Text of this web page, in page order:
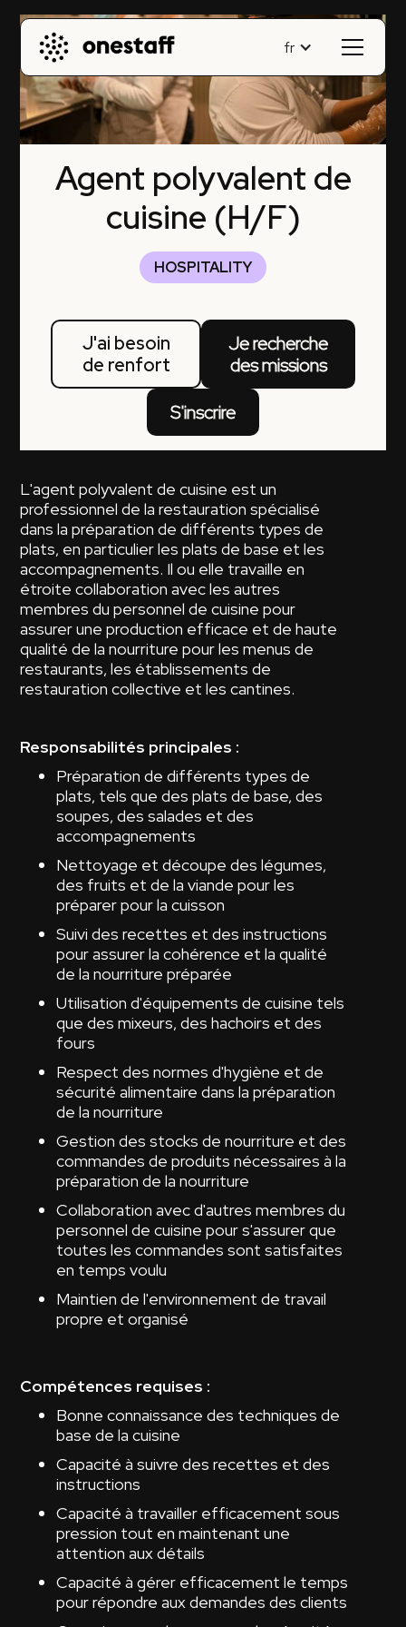
fr
Agent polyvalent de
cuisine (H/F)
HOSPITALITY
J'ai besoin
de renfort
Je recherche
des missions
S'inscrire
L'agent polyvalent de cuisine est un
professionnel de la restauration spécialisé
dans la préparation de différents types de
plats, en particulier les plats de base et les
accompagnements. Il ou elle travaille en
étroite collaboration avec les autres
membres du personnel de cuisine pour
assurer une production efficace et de haute
qualité de la nourriture pour les menus de
restaurants, les établissements de
restauration collective et les cantines.
Responsabilités principales :
Préparation de différents types de
plats, tels que des plats de base, des
soupes, des salades et des
accompagnements
Nettoyage et découpe des légumes,
des fruits et de la viande pour les
préparer pour la cuisson
Suivi des recettes et des instructions
pour assurer la cohérence et la qualité
de la nourriture préparée
Utilisation d'équipements de cuisine tels
que des mixeurs, des hachoirs et des
fours
Respect des normes d'hygiène et de
sécurité alimentaire dans la préparation
de la nourriture
Gestion des stocks de nourriture et des
commandes de produits nécessaires à la
préparation de la nourriture
Collaboration avec d'autres membres du
personnel de cuisine pour s'assurer que
toutes les commandes sont satisfaites
en temps voulu
Maintien de l'environnement de travail
propre et organisé
Compétences requises :
Bonne connaissance des techniques de
base de la cuisine
Capacité à suivre des recettes et des
instructions
Capacité à travailler efficacement sous
pression tout en maintenant une
attention aux détails
Capacité à gérer efficacement le temps
pour répondre aux demandes des clients